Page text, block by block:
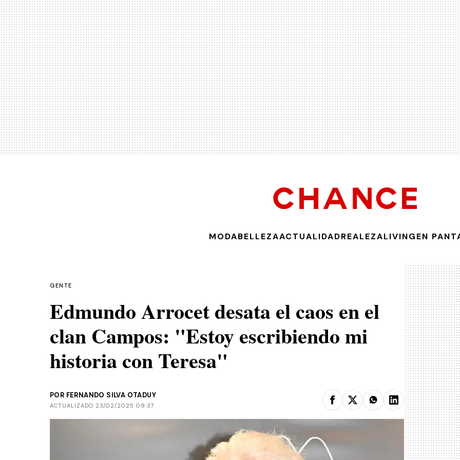
MODABELLEZAACTUALIDADREALEZALIVINGEN
GENTE
Edmundo Arrocet desata el caos en el
clan Campos: "Estoy escribiendo mi
historia con Teresa"
POR FERNANDO SILVA OTADUY
ACTUALIZADO 23/02/2025 09:37